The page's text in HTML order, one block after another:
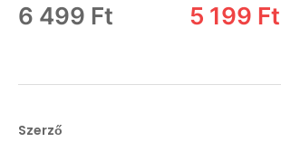
6 499 Ft 5 199 Ft
Szerző